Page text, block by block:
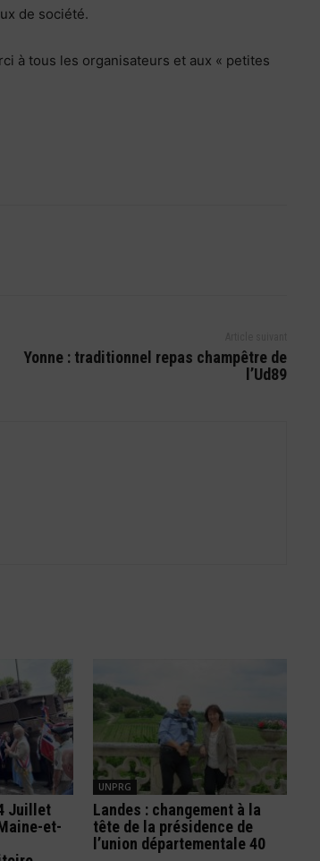
de société.
à tous les organisateurs et aux « petites
Yonne : traditionnel repas champêtre de
l’Ud89
Juillet
et-
UNPRG
Landes : changement à la
tête de la présidence de
l’union départementale 40